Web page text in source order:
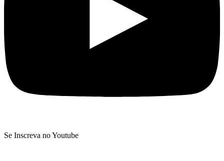
Se Inscreva no Youtube